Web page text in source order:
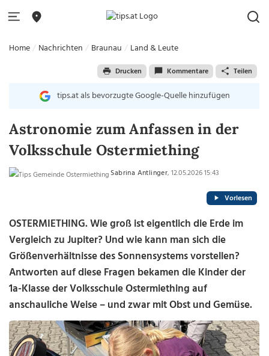
Home Nachrichten Braunau Land & Leute
Drucken Kommentare Teilen
tips.at als bevorzugte Google-Quelle hinzufügen
Astronomie zum Anfassen in der
Volksschule Ostermiething
Sabrina Antlinger, 12.05.2026 15:43
Vorlesen
OSTERMIETHING. Wie groß ist eigentlich die Erde im
Vergleich zu Jupiter? Und wie kann man sich die
Größenverhältnisse des Sonnensystems vorstellen?
Antworten auf diese Fragen bekamen die Kinder der
1a-Klasse der Volksschule Ostermiething auf
anschauliche Weise – und zwar mit Obst und Gemüse.